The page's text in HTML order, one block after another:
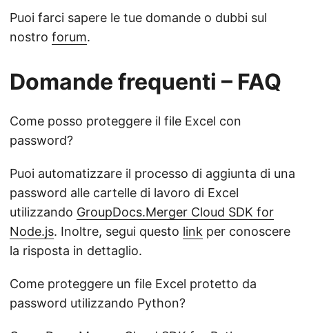
Puoi farci sapere le tue domande o dubbi sul
nostro forum.
Domande frequenti – FAQ
Come posso proteggere il file Excel con
password?
Puoi automatizzare il processo di aggiunta di una
password alle cartelle di lavoro di Excel
utilizzando GroupDocs.Merger Cloud SDK for
Node.js. Inoltre, segui questo link per conoscere
la risposta in dettaglio.
Come proteggere un file Excel protetto da
password utilizzando Python?